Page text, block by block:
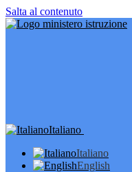
Salta al contenuto
Italiano
Italiano
English